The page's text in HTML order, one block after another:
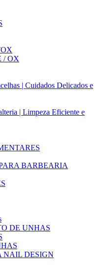
/ OX
| Cuidados Delicados e
| Limpeza Eficiente e
BARBEARIA
DE UNHAS
NAIL DESIGN